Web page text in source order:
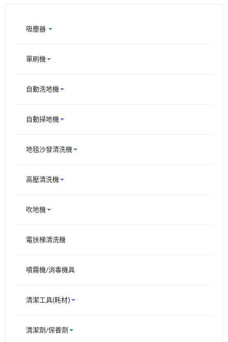
吸塵器
單刷機
自動洗地機
自動掃地機
地毯沙發清洗機
高壓清洗機
吹地機
電扶梯清洗機
噴霧機/消毒機具
清潔工具(耗材)
清潔劑/保養劑